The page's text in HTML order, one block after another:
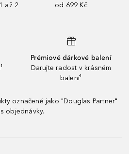
až 2
od 699 Kč
Prémiové dárkové balení
Darujte radost v krásném
balení¹
označené jako "Douglas Partner"
objednávky.